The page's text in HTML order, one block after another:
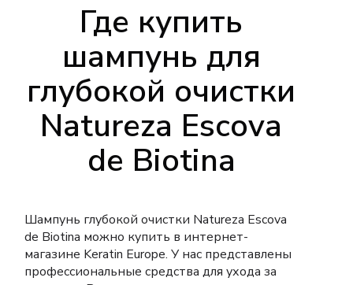
Где купить
шампунь для
глубокой очистки
Natureza Escova
de Biotina
Шампунь глубокой очистки Natureza Escova
de Biotina можно купить в интернет-
магазине Keratin Europe. У нас представлены
профессиональные средства для ухода за